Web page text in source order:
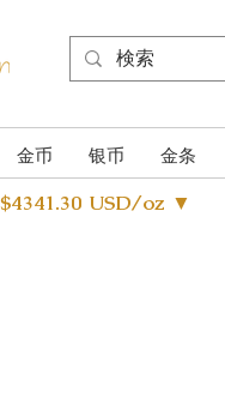
金币 银币 金条
USD/oz ▼